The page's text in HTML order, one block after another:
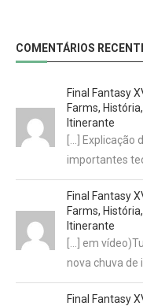
COMENTÁRIOS
Final Fantasy
Farms,
Itinerante
[…]
importantes
Final Fantasy
Farms,
Itinerante
[…] em
nova chuva de
Final Fantasy